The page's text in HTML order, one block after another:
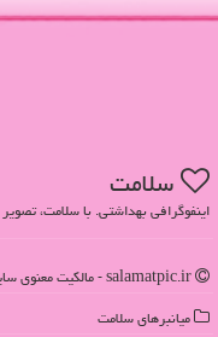
سلامت
اینفوگرافی بهداشتی. با سلامت،
میانبرهای سلامت